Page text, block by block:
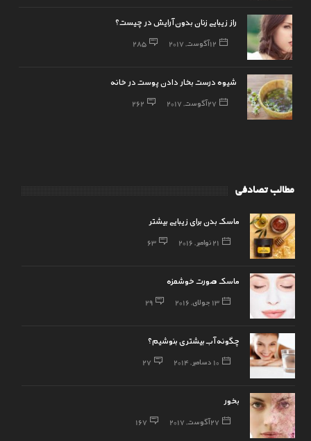
راز زیبایی زنان بدون آرایش در چیست؟
12 آگوست, 2017 285
شیوه درست بخار دادن پوست در خانه
27 آگوست, 2017 262
مطالب تصادفی
ماسک بدن برای زیبایی بیشتر
21 نوامبر, 2016 63
ماسک صورت خوشمزه
13 جولای, 2016 29
چگونه آب بیشتری بنوشیم؟
10 دسامبر, 2014 27
بخور
27 آگوست, 2017 167